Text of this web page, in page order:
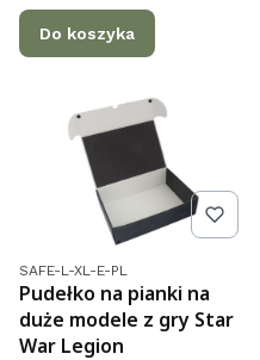
Do koszyka
Kod produktu
SAFE-L-XL-E-PL
Pudełko na pianki na
duże modele z gry Star
War Legion